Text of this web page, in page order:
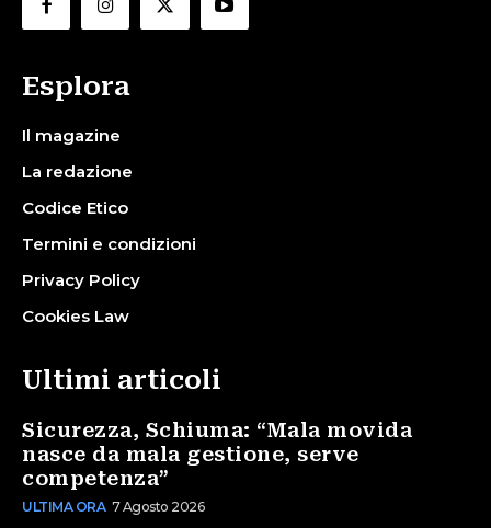
Esplora
Il magazine
La redazione
Codice Etico
Termini e condizioni
Privacy Policy
Cookies Law
Ultimi articoli
Sicurezza, Schiuma: “Mala movida
nasce da mala gestione, serve
competenza”
ULTIMA ORA 7 Agosto 2026